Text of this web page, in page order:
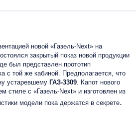
новой «Газель-Next» на
закрытый показ новой продукции
был представлен прототип
с той же кабиной. Предполагается, что
устаревшему ГАЗ-3309 . Капот нового
стиле с «Газель-Next» и изготовлен из
модели пока держатся в секрете.